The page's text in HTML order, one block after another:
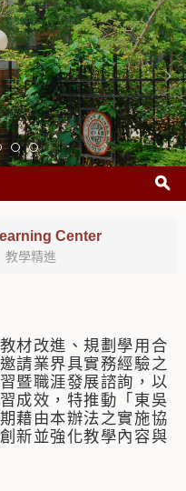
Center
教學精進
材改進、規劃學用合
請業界具實務經驗之
暨職涯發展諮詢，以
成效，特推動「東吳
藉由本辦法之實施協
新並強化教學內容與